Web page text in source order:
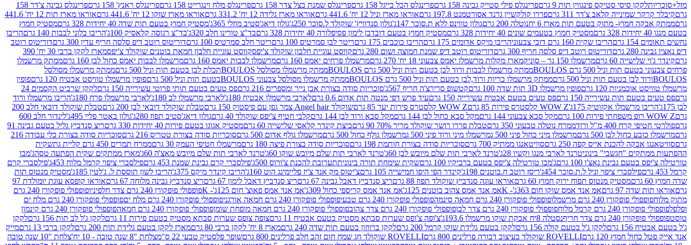
מזל+סוכריותלקקן סיסי סטיקס פינגווין תות 9 גרם פרינגלס פילי סטייק גבינה 158 גרם פרינגלס הכל בייגל 158 גרם פרינגלס שמנת בצל צדר 158 גרם פרינגלס מלח וינגרייט 158 גרם פרינגלס ראנץ' 158 גרם
פרינגלס גבינה צ'דר 158
גרםקיבלר קרקר שמינייה קלאב צ'דר 311 גרם פררו קולקשיין גרנד אסורטמנט 197.8 גרם אוראו מארז וניל 12 יח' 441.6 גרם אוראו מארז גלידה 12 יח' 331.2 גרם אוראו מארז שוקו 12 יח' 441.6 גרם
אוראו מארז תות 12 יח' 441.6
גרםממתק אבקה חמוץ- מתוק בטעם תות מארז 6 יח נוטלה 200 גרם גולון טווינס ללא ת.סוכר 147ג' גולון סנדוויץ' שוקולד ל.סוכר 250ג' גולון דיאג'סטיב מוזלי 365ג' מסטיק חמוץ בטעם תות שדה 40 יחידות 328 גרם
מסטיק חמוץ
בטעם מנגו 40 יחידות 328 גרם
מסטיק חמוץ בטעמים שונים 40 יחידות 328 גרם מסטיק חמוץ בטעם דובדבן לימון פסיפלורה 40 יחידות 328 גרם בד"צ טורינו חלב 320ג' בד"צ רגוסה קלאסיק 100ג' הריבו בלוני לבבות 140 גרם
הריבו
נחשים תאומים 154 גרם
הריבו שקית 160 גרם דובי צבעוני הריבו מיקס אדומים 175 גרם הריבו כוכבים 175 גרם ריטר לבן סמרטיס 100 גרם ריטר חלב סמרטיס 100 גרם דוריטוס רוטב דיפ סלסה חריף עדין 300 גרם
דוריטוס רוטב
דיפ נאציו גבינה 280 גרם
דוריטוס רוטב דיפ סלסה חריף 300 גרם דוריטוס רוטב דיפ שמנת חמוצה ושום 280 גרם קווסט עוגיית חלבון שוקולד צ'יפסקווסט עוגיית חלבון חמאת בוטנים שוקולד צ'יפס
מארז לקקן ברבי 30 יח' 390
גרםקינדר ג'וי שלישייה 60 גרם מרשמלו 150 גר – סוניק מארז מקלות מרשמלו יאמס צבעוני 18 יח' 270 גרם מרשמלו פרחים יאמס 160 גרם מרשמלו לבבות יאמס 160 גרם מרשמלו לבבות יאמס כחול לבן 160 גרם
ממתק מרשמלו
פרחים צבעוני בטעם תות וניל 500 גרם BOULOS
ממתק מרשמלו לבבות ורוד לבן בטעם תות וניל 500 גרם BOULOS ממתק מרשמלו מסולסל BOULOSתכלת לבן בטעם תות וניל 500 גרם
ממתק מרשמלו מסולסל
BOULOSורוד לבן בטעם תות וניל 500 גרם
ממתק מרשמלו כריות ורוד,לבן בטעם תות וניל 500 גרם BOULOS ממתק מרשמלו מסולסל צבעוני BOULOSבטעם תות וניל 500 גרם פופין מרשמלו טוויסט אבטיח 120 גרם
פופין
מרשמלו טוויסט אוכמניות 120 גרם
פופין מרשמלו 3D תות שדה 100 גרם קטשופ סרירצ'ה חריף 567ג' סוכריות סודה בצורת אבן נייר ומספרים 216 גרם פס טעים בטעם תותי פרוטי עשירייה 150 גרם
לקקן שרביט הקסמים 24
גרםפס טעים בטעם תות עשירייה 150 גרם פס טעים בטעם אבטיח עשירייה 150 גרם עיד פרש דפי מנטה תות אדום 0.6 גרם לארבי מרשמלו אבטיח 180ג' לארבי מרשמלו לב 180ג' לארבי מרשמלו פרח 180ג'
הריבו מרשמלו ורוד
לבן 175ג'
הריבו מרשמלו אקזוטיק 175ג' WOW Z קלסטרס פירות 85 גרם WOW Z קלסטרס פירות יער 85 גרם שוקולד Angel hair צמר גפן עם פיסטוק 150 גרם טבלת שוקולד דובאי לבן 200 גרם
טבלת שוקולד דובאי חלב 200
גרםWOW Z רופ משפחתי פירות 100 גרם מקל סבא צבעוני 144 גרם מקל סבא כחול לבן 144 גרם מקל סבא ורוד לבן 144 גרם קלבי חטיף צ'יפס שוקולד 40 גרם גולון דיאג'סטיב תפוז 280ג' גולון באטר פליי 495ג'
לינדור חלב 600
גרםפולרטי חטיפי קרח 400 מ"ל ורוד ממרח נוטלה טבעוני 350 גרם טבלת פררו רושר שוקולד מריר 70% 90 גרם ביצת קינדר קלאסי שלישייה 60 גרם מסטיק אגוגו בטעם פירות 40 יחידות 330 גרם
ריצ סנדביץ גליל בטעם גבינה 91
גרםמרשמלו כובע כחול לבן 500 גרם מרשמלו מיני כחול פיני 500 ג מרשמלו מיני ורוד פיני 500 ג מרשמלו גולף כחול 500 גרם מרשמלו גולף אדום 500 גרם סוכריות סודה בצורת טטריס 216 גרם
סוכריות סודה בצורת כלי עבודה 216
גרםסוויטאנגו אבקה להכנת אייס קפה 250 גרם סוויטאנגו ממתיק 700 גרם סוכריות סודה בצורת חותמת 198 גרם סוכריות סודה בצורת פיצה 180 גרם מרשמלו חטיפי העמק 30 גרם ממרח תמרים 450 גרם קליית גת
שקית
ההפתעות ממתקים "חגשבי" בינוניטרנד לארבי מנגו וקשיו 28ג' טרנד לארבי תות שלם מיובש לבן 60ג' טרנד לארבי תות שלם מיובש שוקו 60ג' טרנד לארבי תות שלם מיובש מאצ'ה 60ג' מארז ממתקים שקית הפתעה טסהג'מבו
טורטילה צ'יפס בטעם גבינת נאצ'ו 100 גרם
ג'מבו טורטילה צ'יפס בטעם ברביקיו 100 גרם שקית שימחת תורה בינוניתתערובת להכנת צ'ורוס 500ג' פילסברי קרם גבינת שמנת 453 גרם פילסברי ציפוי קרמל מלוח 453ג'
פילסברי קרם
קרמל 453 גרם
פילסברי ציפוי וניל ל.ת.סוכר 454ג' ריסז רוטב ח.בוטנים 198ג' קינדר הפי היפו חמישייה 105 גרם צ'יטוס מק אנד צ'יז פליימינג הוט 160ג' הריבו קינדר מיקס 375ג' הריבו לשון תוססת ל. ג'לטין 185ג'
מסטיק מנטוס תות
שדה חמוץ 60 גרם
מסטיק מנטוס תפוח ירוק חמוץ 60 גרם אוראו עוגה סנדביץ שוקולד תפוז 88 גרם ריצ סנדביץ דאבל גבינה 67 גרם ריצ סנדביץ דאבל לימון 67 גרם ריצ סנדביץ גבינה מלוחה 67 גרם
אוראו קופסא עוגת יומולדת 97
גרםאוראו תות שדה 97 גרם אמ אנד אמס שוקו חום 363ג'- K אמ אנד אמס צהוב בוטנים 125ג' אמ אנד אמס קריספי כחול 309ג' אמ אנד אמס פאוצ' חום 125ג'- K פופפולי פופקורן 240 גרם צדר חלפיניו
פופפולי פופקורן 240 גרם
מתוק מלוחפופפולי פופקורן 240 גרם מרשמלו פופפולי פופקורן 240 גרם חמאה סינמה פופפולי פופקורן 240 גרם טבעי פופפולי פופקורן 240 גרם חמאה אורגני פופפולי פופקורן 240 גרם מלח ים
פופפולי פופקורן 240 גרם מלח ים
ופלפלפופפולי פופקורן 240 גרם קרמל מלוח פופפולי פופקורן 240 גרם צדר לבן פופפולי פופקורן 240 גרם צדר צהוב פופפולי פופקורן 240 גרם חמאה מופחת שומן פופפולי פופקורן 240 גרם חמאה
פופפולי פופקורן 240 גרם קינמון
טוסטפופפולי פופקורן 240 גרם צדר חריף נסטלה 8יח אבקת שוקו מרשמלו 193.6ג' צ'ופה צ'ופס שערות סבתא מסטיק בטעם אבטיח 11 גרם צופה צופס שערות סבתא מסטיק בטעם פירות 11 גרם לקקן ג'ל לב תות 156 גרם
לקקן
ג'ל בטעם אבטיח 156 גרם
לקקן ג'ל בטעם קולה 156 גרם לקקן בטעם גלידת שוקו קרמל 200 גרם לקקן ברווזון בטעם תות שדה 240 גרם מארז 8 יח' לקקן ברבי 80 גרם מארז לקקן בטעם גלידת תות 200 גרם לקקן ברבי 13 גרם
מייק
אנד אייק פטל כחול חמוץ 120 גרם
ROVELLI שוקולד בעיצוב דבורה פרלינים 800 גרם ROVELLI שוקולד חג שמח חום זהב חלב פרלינים 800 גרם שופר פלסטיק טבעי 22 ס"מ צלחת "8 שנה טובה - 10 יח'
צלחת "10 שנה טובה